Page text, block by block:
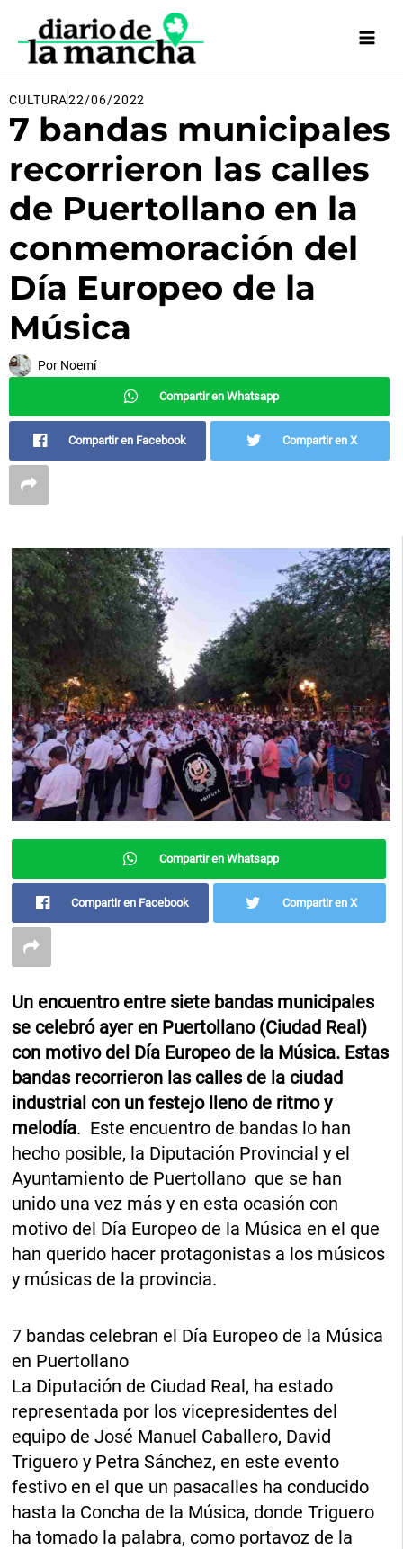
contenido
CULTURA22/06/2022
7 bandas municipales
recorrieron las calles
de Puertollano en la
conmemoración del
Día Europeo de la
Música
Por Noemí
Compartir en Whatsapp
Compartir en Facebook Compartir en X
Compartir en Whatsapp
Compartir en Facebook Compartir en X
Un encuentro entre siete bandas municipales
se celebró ayer en Puertollano (Ciudad Real)
con motivo del Día Europeo de la Música. Estas
bandas recorrieron las calles de la ciudad
industrial con un festejo lleno de ritmo y
melodía. Este encuentro de bandas lo han
hecho posible, la Diputación Provincial y el
Ayuntamiento de Puertollano que se han
unido una vez más y en esta ocasión con
motivo del Día Europeo de la Música en el que
han querido hacer protagonistas a los músicos
y músicas de la provincia.
7 bandas celebran el Día Europeo de la Música
en Puertollano
La Diputación de Ciudad Real, ha estado
representada por los vicepresidentes del
equipo de José Manuel Caballero, David
Triguero y Petra Sánchez, en este evento
festivo en el que un pasacalles ha conducido
hasta la Concha de la Música, donde Triguero
ha tomado la palabra, como portavoz de la